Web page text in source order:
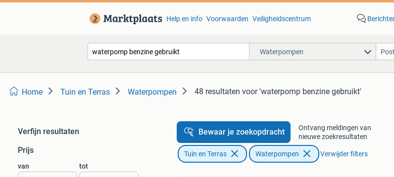
Help en info Voorwaarden Veiligheidscentrum
Waterpompen
Home Tuin en Terras Waterpompen 48 resultaten voor 'waterpomp benzine gebruikt'
Verfijn resultaten
Prijs
van tot
Bewaar je zoekopdracht
Ontvang meldingen van
nieuwe zoekresultaten
Tuin en Terras Waterpompen Verwijder filters